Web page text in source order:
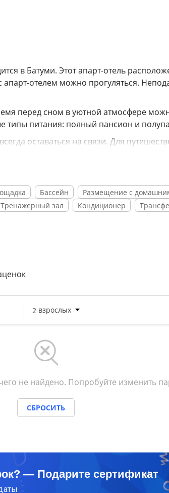
в Батуми. Этот апарт-отель
отелем можно прогуляться.
перед сном в уютной атмосфере
типы питания: полный пансион и
оставаться на связи. Для
процедурами: есть бассейн,
любимцем за дополнительную
и русском.
зависит от выбранной категории
Бассейн Размещение с
Тренажерный зал Кондиционер
не найдено. Попробуйте изменить
СБРОСИТЬ
— Подарите сертификат